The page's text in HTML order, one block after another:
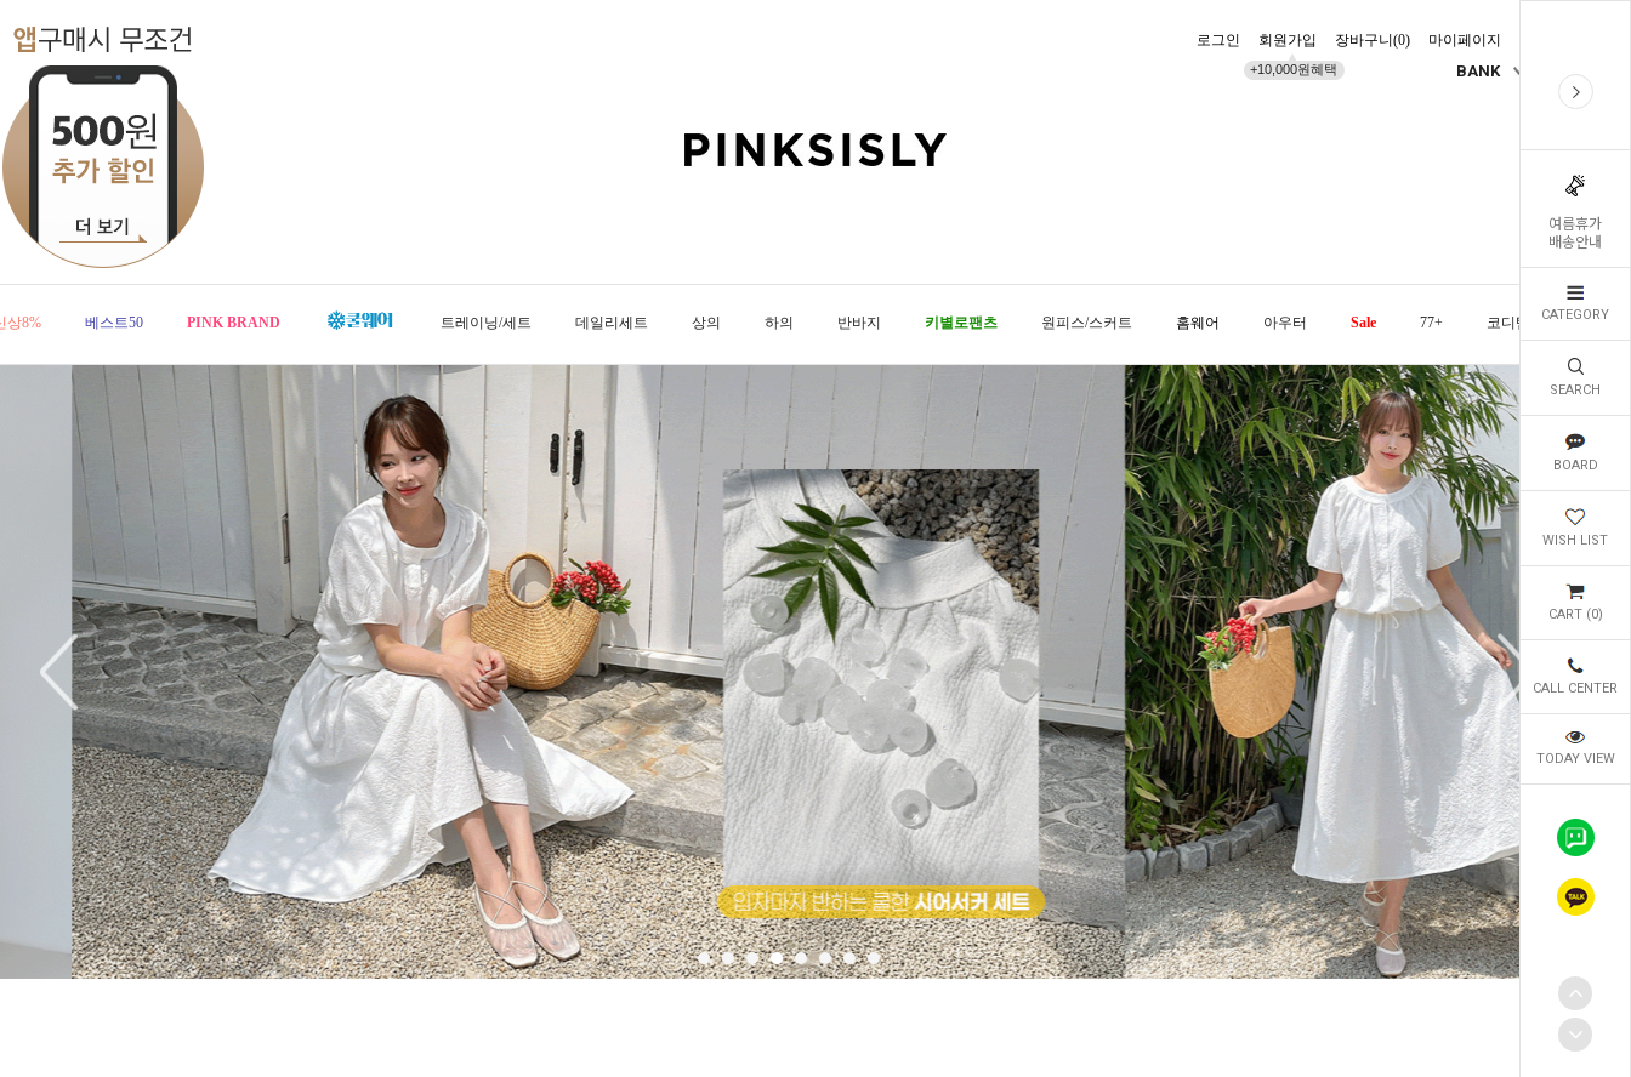
여름휴가
배송안내
CATEGORY
SEARCH
BOARD
WISH LIST
CART (0)
CALL CENTER
TODAY VIEW
로그인 회원가입
+10,000원혜택
장바구니(0) 마이페이지
BANK
상8% 베스트50 PINK BRAND 트레이닝/세트 데일리세트 상의 하의 반바지 키별로팬츠 원피스/스커트 홈웨어 아우터 Sale 77+ 코디템 오늘발송